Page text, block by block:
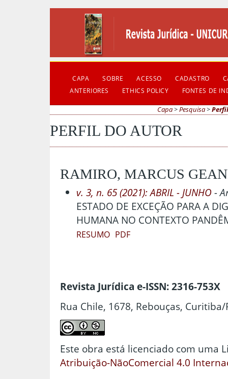
CAPA SOBRE ACESSO CADASTRO
ANTERIORES
ETHICS POLICY FONTES DE
Capa>Pesquisa>
PERFIL DO AUTOR
RAMIRO, MARCUS
v. 3, n. 65 (2021): ABRIL - JUNHO -
ESTADO DE EXCEÇÃO PARA A
HUMANA NO CONTEXTO
RESUMO PDF
Revista Jurídica e-ISSN: 2316-753X
Rua Chile, 1678, Rebouças, Curitiba/
Este obra está licenciado com uma
Atribuição-NãoComercial 4.0